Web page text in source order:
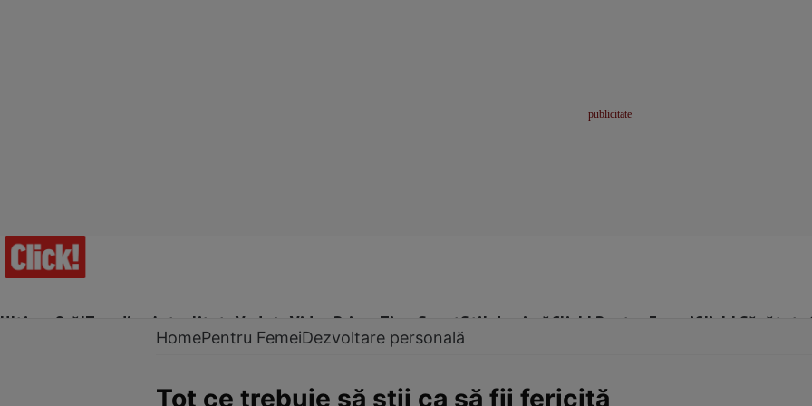
Ultima Oră!Trending Actualitate Vedete Video Prime Time SportStil de viațăClick! Pentru FemeiClick! Sănătate
HomePentru FemeiDezvoltare personală
Tot ce trebuie să ştii ca să fii fericită